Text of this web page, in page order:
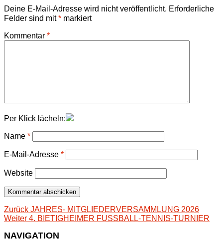
Deine E-Mail-Adresse wird nicht veröffentlicht. Erforderliche
Felder sind mit* markiert
Kommentar *
Per Klick lächeln:
Name *
E-Mail-Adresse *
Website
Beitragsnavigation
Zurück Vorheriger
Beitrag:
JAHRES- MITGLIEDERVERSAMMLUNG 2026
Weiter Nächster
4. BIETIGHEIMER FUSSBALL-TENNIS-TURNIER
NAVIGATION